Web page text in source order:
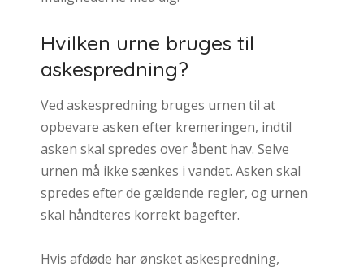
Hvilken urne bruges til
askespredning?
Ved askespredning bruges urnen til at
opbevare asken efter kremeringen, indtil
asken skal spredes over åbent hav. Selve
urnen må ikke sænkes i vandet. Asken skal
spredes efter de gældende regler, og urnen
skal håndteres korrekt bagefter.
Hvis afdøde har ønsket askespredning,